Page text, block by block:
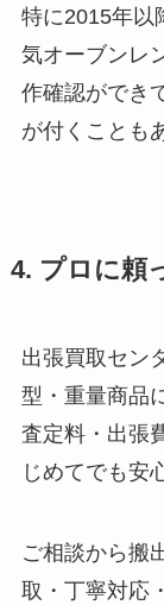
特に2015年以
気オーブンレ
作確認ができ
が付くことも
4. プロに頼
出張買取セン
型・重量商品
査定料・出張
じめてでも安
ご相談から搬
取・丁寧対応